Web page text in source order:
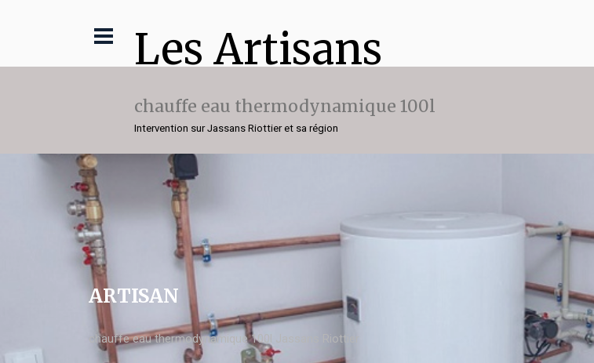
Les Artisans
chauffe eau thermodynamique 100l
Intervention sur Jassans Riottier et sa région
ARTISAN
chauffe eau thermodynamique 100l Jassans Riottier